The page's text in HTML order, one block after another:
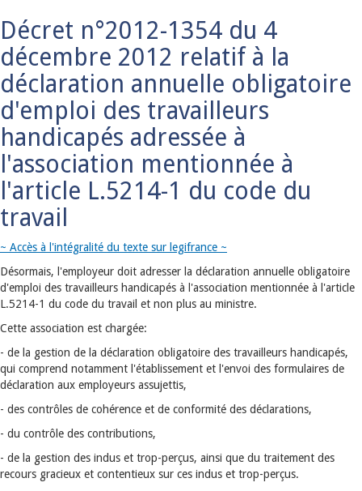
Décret n°2012-1354 du 4
décembre 2012 relatif à la
déclaration annuelle obligatoire
d'emploi des travailleurs
handicapés adressée à
l'association mentionnée à
l'article L.5214-1 du code du
travail
~ Accès à l'intégralité du texte sur legifrance ~
Désormais, l'employeur doit adresser la déclaration annuelle obligatoire
d'emploi des travailleurs handicapés à l'association mentionnée à l'article
L.5214-1 du code du travail et non plus au ministre.
Cette association est chargée:
- de la gestion de la déclaration obligatoire des travailleurs handicapés,
qui comprend notamment l'établissement et l'envoi des formulaires de
déclaration aux employeurs assujettis,
- des contrôles de cohérence et de conformité des déclarations,
- du contrôle des contributions,
- de la gestion des indus et trop-perçus, ainsi que du traitement des
recours gracieux et contentieux sur ces indus et trop-perçus.